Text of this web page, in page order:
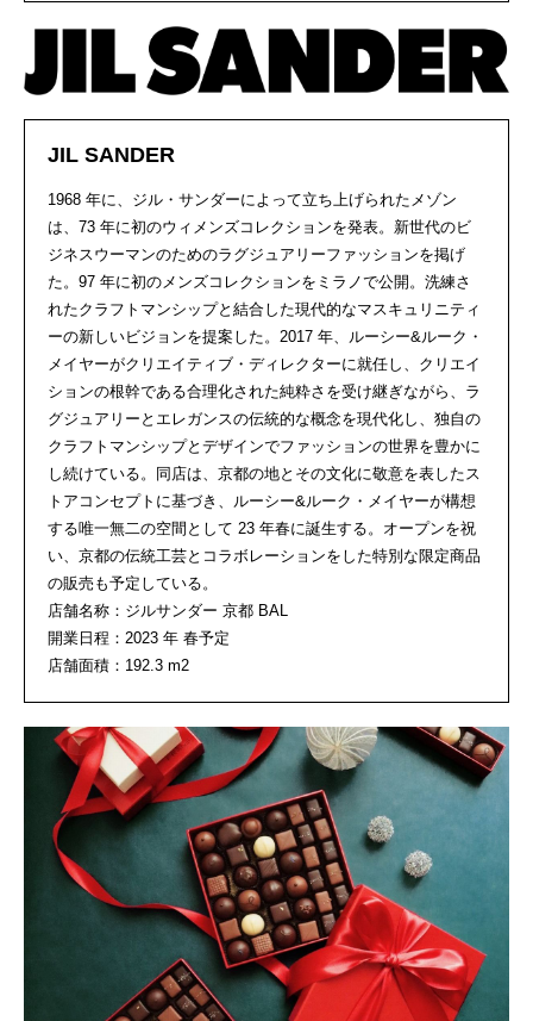
JIL SANDER
1968 年に、ジル・サンダーによって立ち上げられたメゾン
は、73 年に初のウィメンズコレクションを発表。新世代のビ
ジネスウーマンのためのラグジュアリーファッションを掲げ
た。97 年に初のメンズコレクションをミラノで公開。洗練さ
れたクラフトマンシップと結合した現代的なマスキュリニティ
ーの新しいビジョンを提案した。2017 年、ルーシー&ルーク・
メイヤーがクリエイティブ・ディレクターに就任し、クリエイ
ションの根幹である合理化された純粋さを受け継ぎながら、ラ
グジュアリーとエレガンスの伝統的な概念を現代化し、独自の
クラフトマンシップとデザインでファッションの世界を豊かに
し続けている。同店は、京都の地とその文化に敬意を表したス
トアコンセプトに基づき、ルーシー&ルーク・メイヤーが構想
する唯一無二の空間として 23 年春に誕生する。オープンを祝
い、京都の伝統工芸とコラボレーションをした特別な限定商品
の販売も予定している。
店舗名称：ジルサンダー 京都 BAL
開業日程：2023 年 春予定
店舗面積：192.3 m2